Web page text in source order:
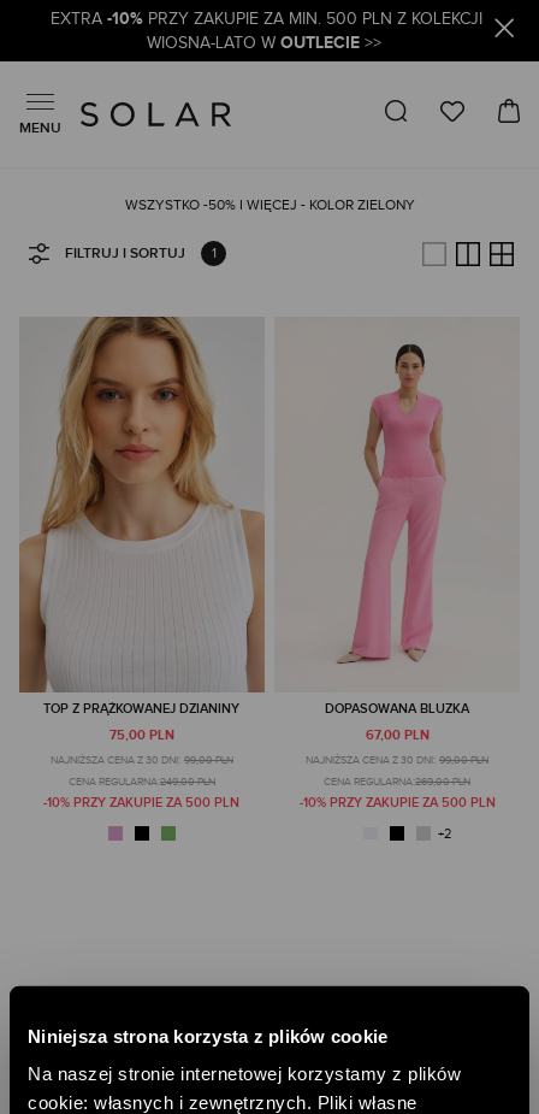
Niniejsza strona korzysta z plików cookie
Na naszej stronie internetowej korzystamy z plików
cookie: własnych i zewnętrznych. Pliki własne
EXTRA -10% PRZY ZAKUPIE ZA MIN. 500 PLN Z KOLEKCJI
WIOSNA-LATO W OUTLECIE>>
MENU
WSZYSTKO -50% I WIĘCEJ - KOLOR ZIELONY
FILTRUJ I SORTUJ 1
TOP Z PRĄŻKOWANEJ DZIANINY
75,00 PLN
NAJNIŻSZA CENA Z 30 DNI: 99,00 PLN
CENA REGULARNA:249,00 PLN
-10% PRZY ZAKUPIE ZA 500 PLN
DOPASOWANA BLUZKA
67,00 PLN
NAJNIŻSZA CENA Z 30 DNI: 99,00 PLN
CENA REGULARNA:269,00 PLN
-10% PRZY ZAKUPIE ZA 500 PLN